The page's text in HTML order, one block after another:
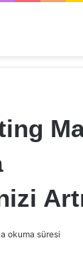
okuma süresi